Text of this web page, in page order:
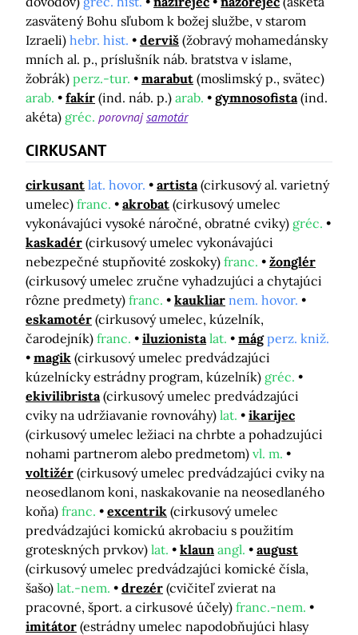
zasvätený Bohu sľubom k božej službe, v starom
Izraeli) hebr. hist. derviš (žobravý mohamedánsky
mních al. p., príslušník náb. bratstva v islame,
žobrák) perz.-tur. marabut (moslimský p., svätec)
arab.
fakír (ind. náb. p.) arab. gymnosofista (ind.
akéta) gréc. porovnajsamotár
CIRKUSANT
cirkusant lat. hovor. artista (cirkusový al. varietný
umelec) franc. akrobat (cirkusový umelec
vykonávajúci vysoké náročné, obratné cviky) gréc.
kaskadér (cirkusový umelec vykonávajúci
nebezpečné stupňovité zoskoky) franc.
žonglér
(cirkusový umelec zručne vyhadzujúci a chytajúci
rôzne predmety) franc. kaukliar nem. hovor.
eskamotér (cirkusový umelec, kúzelník,
čarodejník) franc. iluzionista lat. mág perz. kniž.
magik (cirkusový umelec predvádzajúci
kúzelnícky estrádny program, kúzelník) gréc.
ekivilibrista (cirkusový umelec predvádzajúci
cviky na udržiavanie rovnováhy) lat.
ikarijec
(cirkusový umelec ležiaci na chrbte a pohadzujúci
nohami partnerom alebo predmetom) vl. m.
voltižér (cirkusový umelec predvádzajúci cviky na
neosedlanom koni, naskakovanie na neosedlaného
koňa) franc. excentrik (cirkusový umelec
predvádzajúci komickú akrobaciu s použitím
groteskných prvkov) lat. klaun angl.
august
(cirkusový umelec predvádzajúci komické čísla,
šašo) lat.-nem. drezér (cvičiteľ zvierat na
pracovné, šport. a cirkusové účely) franc.-nem.
imitátor (estrádny umelec napodobňujúci hlasy